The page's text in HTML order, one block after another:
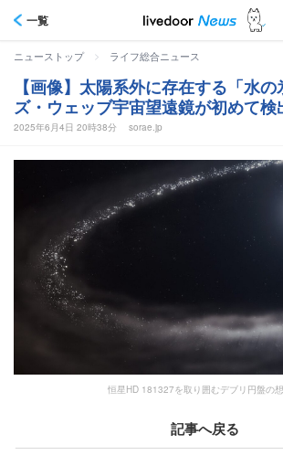
一覧
ニューストップ > ライフ総合ニュース
【画像】太陽系外に存在する「水
ズ・ウェッブ宇宙望遠鏡が初めて検
2025年6月4日 20時38分 sorae.jp
恒星HD 181327を取り囲むデブリ円盤の
記事へ戻る